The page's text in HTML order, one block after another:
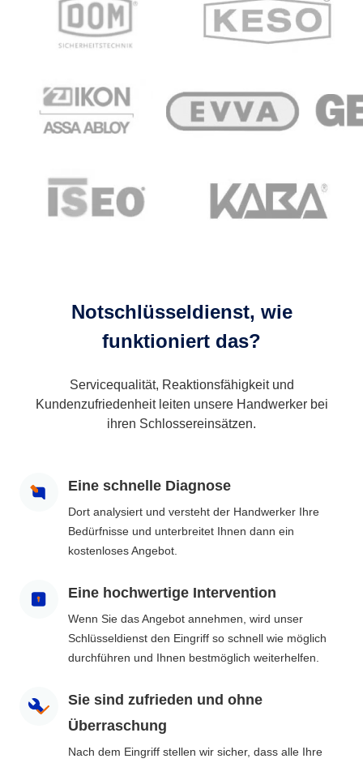
Notschlüsseldienst, wie
funktioniert das?
Servicequalität, Reaktionsfähigkeit und
Kundenzufriedenheit leiten unsere Handwerker bei
ihren Schlossereinsätzen.
Eine schnelle Diagnose
Dort analysiert und versteht der Handwerker Ihre
Bedürfnisse und unterbreitet Ihnen dann ein
kostenloses Angebot.
Eine hochwertige Intervention
Wenn Sie das Angebot annehmen, wird unser
Schlüsseldienst den Eingriff so schnell wie möglich
durchführen und Ihnen bestmöglich weiterhelfen.
Sie sind zufrieden und ohne
Überraschung
Nach dem Eingriff stellen wir sicher, dass alle Ihre